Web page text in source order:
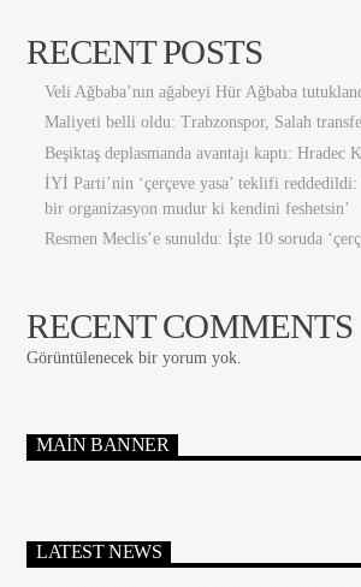
RECENT POSTS
Veli Ağbaba’nın ağabeyi Hür Ağbaba
Maliyeti belli oldu: Trabzonspor, Salah
Beşiktaş deplasmanda avantajı kaptı: Hradec
İYİ Parti’nin ‘çerçeve yasa’ teklifi
bir organizasyon mudur ki kendini feshetsin’
Resmen Meclis’e sunuldu: İşte 10 soruda
RECENT COMMENTS
Görüntülenecek bir yorum yok.
MAIN BANNER
LATEST NEWS